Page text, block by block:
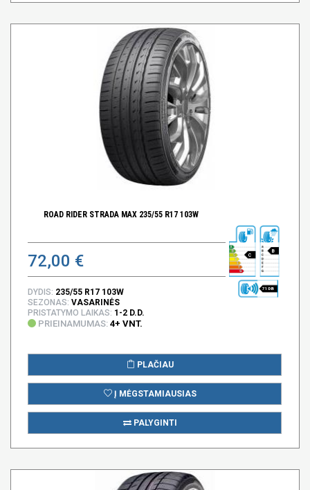
ROAD RIDER STRADA MAX 235/55 R17 103W
72,00 € C
B
71 DB
DYDIS: 235/55 R17 103W
SEZONAS: VASARINĖS
PRISTATYMO LAIKAS: 1-2 D.D.
PRIEINAMUMAS: 4+ VNT.
PLAČIAU
Į MĖGSTAMIAUSIAS
PALYGINTI